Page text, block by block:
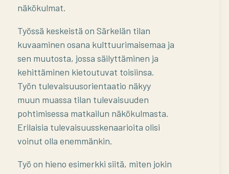
näkökulmat.
Työssä keskeistä on Särkelän tilan
kuvaaminen osana kulttuurimaisemaa ja
sen muutosta, jossa säilyttäminen ja
kehittäminen kietoutuvat toisiinsa.
Työn tulevaisuusorientaatio näkyy
muun muassa tilan tulevaisuuden
pohtimisessa matkailun näkökulmasta.
Erilaisia tulevaisuusskenaarioita olisi
voinut olla enemmänkin.
Työ on hieno esimerkki siitä, miten jokin